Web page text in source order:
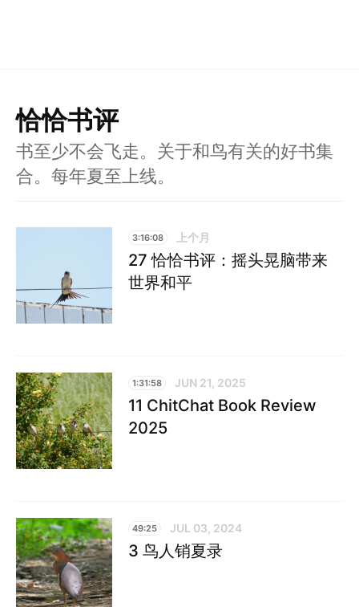
恰恰书评
书至少不会飞走。关于和鸟有关的好书集
合。每年夏至上线。
3:16:08 上个月
27 恰恰书评：摇头晃脑带来
世界和平
1:31:58 JUN 21, 2025
11 ChitChat Book Review
2025
49:25 JUL 03, 2024
3 鸟人销夏录